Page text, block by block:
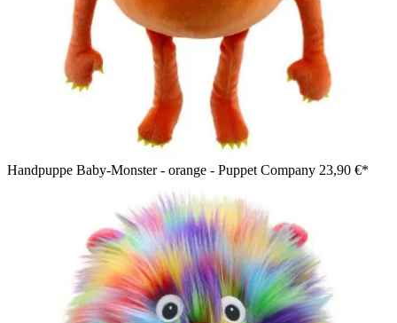
Handpuppe Baby-Monster - orange - Puppet Company 23,90 €*